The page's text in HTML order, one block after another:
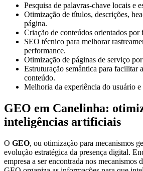
Pesquisa de palavras-chave locais e
Otimização de títulos, descrições,
página.
Criação de conteúdos orientados por
SEO técnico para melhorar
performance.
Otimização de páginas de serviço
Estruturação semântica para facilitar
conteúdo.
Melhoria da experiência do usuário e
GEO em Canelinha:
inteligências artificiais
O GEO, ou otimização para mecanismos
evolução estratégica da presença digital.
empresa a ser encontrada nos mecanismos